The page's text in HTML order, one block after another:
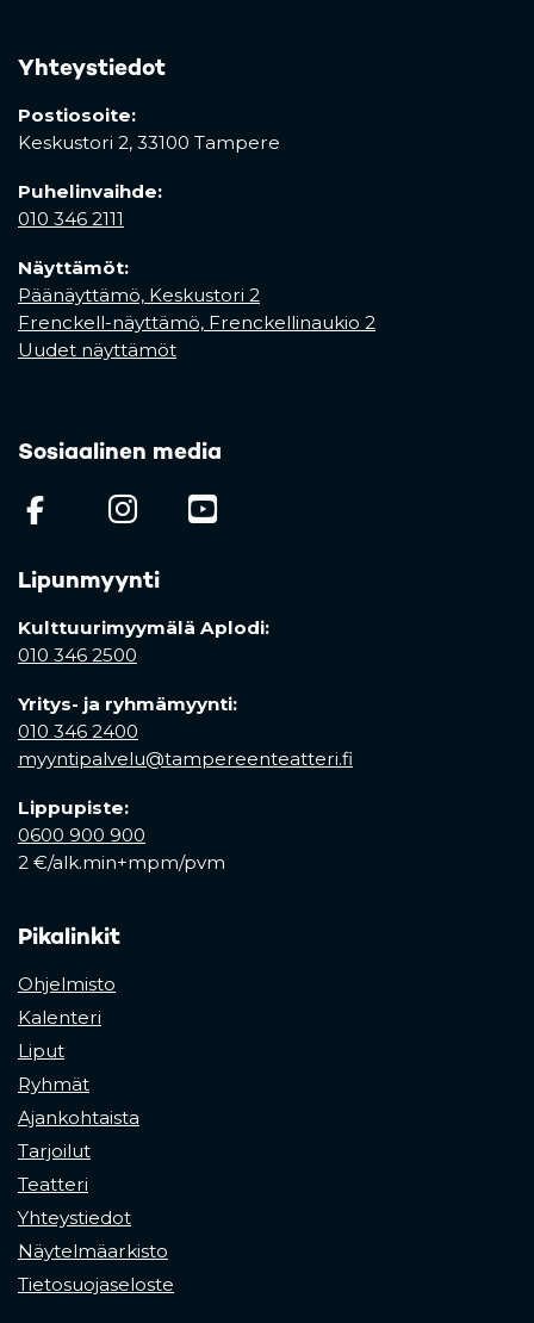
Yhteystiedot
Postiosoite:
Keskustori 2, 33100 Tampere
Puhelinvaihde:
010 346 2111
Näyttämöt:
Päänäyttämö, Keskustori 2
Frenckell-näyttämö, Frenckellinaukio 2
Uudet näyttämöt
Sosiaalinen media
(opens in a new tab)
(opens in a new tab)
Lipunmyynti
Kulttuurimyymälä Aplodi:
010 346 2500
Yritys- ja ryhmämyynti:
010 346 2400
myyntipalvelu@tampereenteatteri.fi
Lippupiste:
0600 900 900
2 €/alk.min+mpm/pvm
Pikalinkit
Ohjelmisto
Kalenteri
Liput
Ryhmät
Ajankohtaista
Tarjoilut
Teatteri
Yhteystiedot
Näytelmäarkisto
Tietosuojaseloste